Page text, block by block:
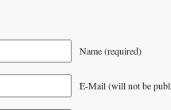
Name (required)
E-Mail (will not be